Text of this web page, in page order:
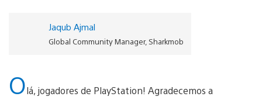
Jaqub Ajmal
Global Community Manager, Sharkmob
Olá, jogadores de PlayStation! Agradecemos a